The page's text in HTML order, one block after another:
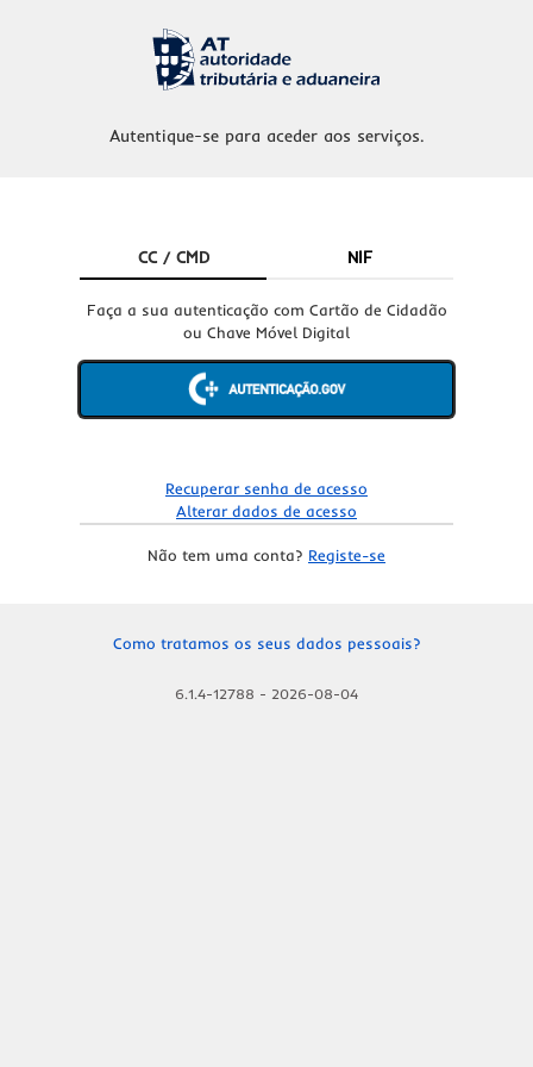
Autentique-se para aceder aos serviços.
CC / CMD NIF
Faça a sua autenticação com Cartão de Cidadão
ou Chave Móvel Digital
Recuperar senha de acesso
Alterar dados de acesso
Não tem uma conta? Registe-se
Como tratamos os seus dados pessoais?
6.1.4-12788 - 2026-08-04